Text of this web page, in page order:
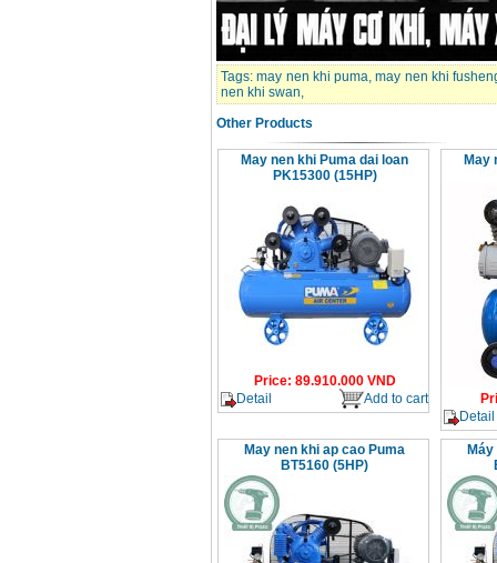
Tags:may nen khi puma,may nen khi
nen khi swan,
Other Products
May nen khi Puma dai loan
PK15300 (15HP)
Price: 89.910.000VND
Detail
Add to cart
May
Detail
May nen khi ap cao Puma
BT5160 (5HP)